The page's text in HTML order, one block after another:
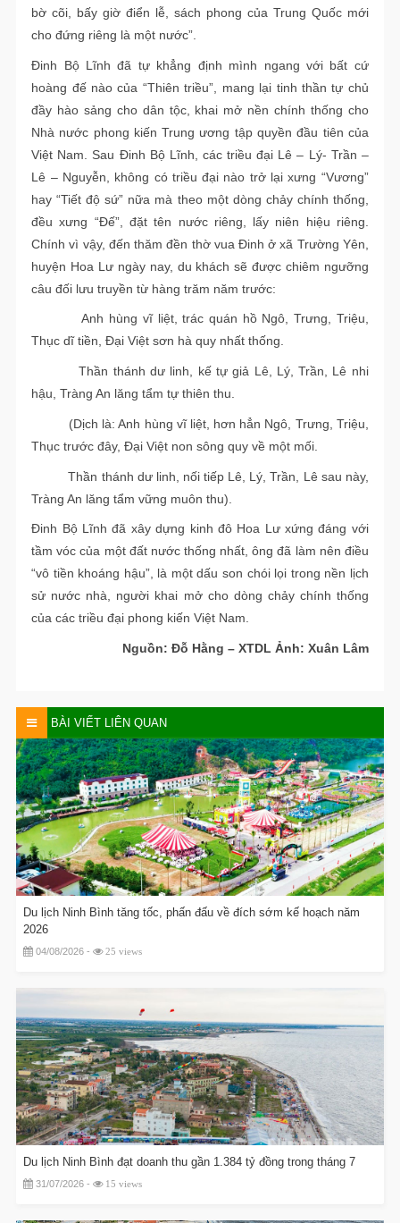
bờ cõi, bấy giờ điển lễ, sách phong của Trung Quốc mới
cho đứng riêng là một nước”.
Đinh Bộ Lĩnh đã tự khẳng định mình ngang với bất cứ
hoàng đế nào của “Thiên triều”, mang lại tinh thần tự chủ
đầy hào sảng cho dân tộc, khai mở nền chính thống cho
Nhà nước phong kiến Trung ương tập quyền đầu tiên của
Việt Nam. Sau Đinh Bộ Lĩnh, các triều đại Lê – Lý- Trần –
Lê – Nguyễn, không có triều đại nào trở lại xưng “Vương”
hay “Tiết độ sứ” nữa mà theo một dòng chảy chính thống,
đều xưng “Đế”, đặt tên nước riêng, lấy niên hiệu riêng.
Chính vì vậy, đến thăm đền thờ vua Đinh ở xã Trường Yên,
huyện Hoa Lư ngày nay, du khách sẽ được chiêm ngưỡng
câu đối lưu truyền từ hàng trăm năm trước:
Anh hùng vĩ liệt, trác quán hồ Ngô, Trưng, Triệu,
Thục dĩ tiền, Đại Việt sơn hà quy nhất thống.
Thần thánh dư linh, kế tự giả Lê, Lý, Trần, Lê nhi
hậu, Tràng An lăng tẩm tự thiên thu.
(Dịch là: Anh hùng vĩ liệt, hơn hẳn Ngô, Trưng, Triệu,
Thục trước đây, Đại Việt non sông quy về một mối.
Thần thánh dư linh, nối tiếp Lê, Lý, Trần, Lê sau này,
Tràng An lăng tẩm vững muôn thu).
Đinh Bộ Lĩnh đã xây dựng kinh đô Hoa Lư xứng đáng với
tầm vóc của một đất nước thống nhất, ông đã làm nên điều
“vô tiền khoáng hậu”, là một dấu son chói lọi trong nền lịch
sử nước nhà, người khai mở cho dòng chảy chính thống
của các triều đại phong kiến Việt Nam.
Nguồn: Đỗ Hằng – XTDL Ảnh: Xuân Lâm
BÀI VIẾT LIÊN QUAN
Du lịch Ninh Bình tăng tốc, phấn đấu về đích sớm kế hoạch năm
2026
04/08/2026 - 25 views
Du lịch Ninh Bình đạt doanh thu gần 1.384 tỷ đồng trong tháng 7
31/07/2026 - 15 views